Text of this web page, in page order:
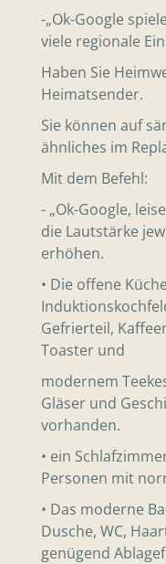
-„Ok-Google
viele regionale
Haben Sie
Heimatsender.
Sie können auf
ähnliches im
Mit dem Befehl:
- „Ok-Google,
die Lautstärke
erhöhen.
• Die offene
Gefrierteil,
Toaster und
modernem
Gläser und
vorhanden.
• ein
Personen mit
• Das moderne
Dusche, WC,
genügend